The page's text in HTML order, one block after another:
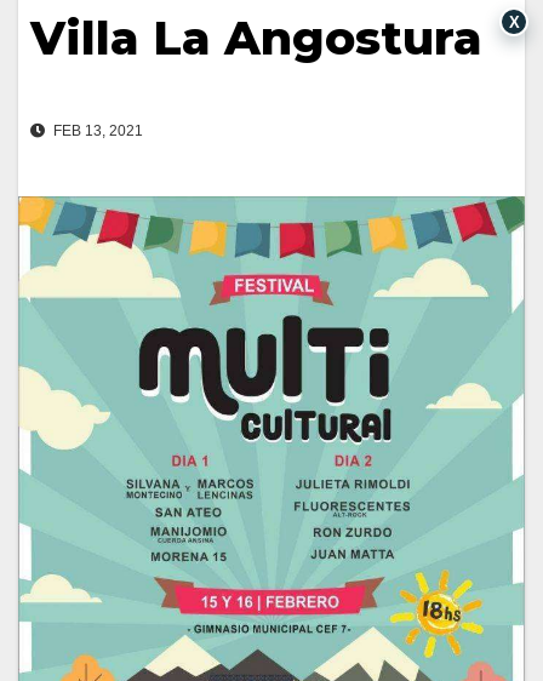
Villa La Angostura
FEB 13, 2021
X